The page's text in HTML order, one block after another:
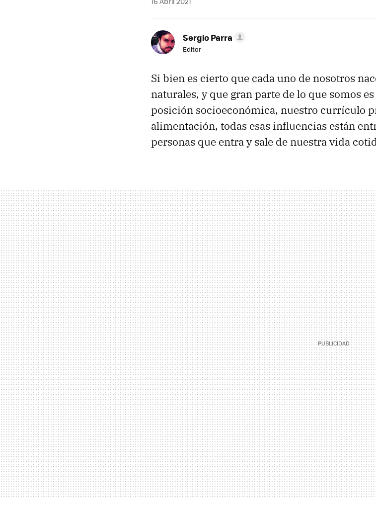
Sergio Parra
Editor
Si bien es cierto que cada uno de nosotros
naturales, y que gran parte de lo que somos
posición socioeconómica, nuestro currículo
alimentación, todas esas influencias están
personas que entra y sale de nuestra vida